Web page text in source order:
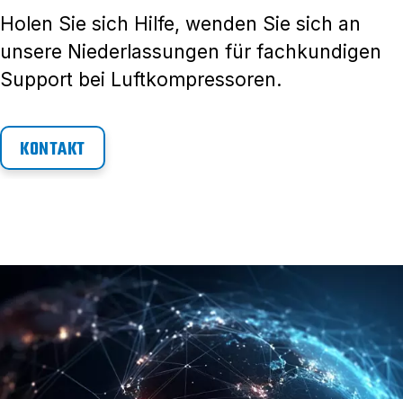
Holen Sie sich Hilfe, wenden Sie sich an
unsere Niederlassungen für fachkundigen
Support bei Luftkompressoren.
KONTAKT